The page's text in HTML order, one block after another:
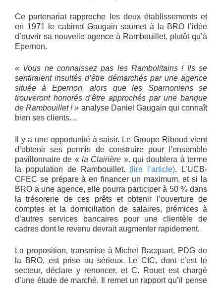
Ce partenariat rapproche les deux établissements et
en 1971 le cabinet Gaugain soumet à la BRO l’idée
d’ouvrir sa nouvelle agence à Rambouillet, plutôt qu’à
Epernon.
« Vous ne connaissez pas les Rambolitains ! Ils se
sentiraient insultés d’être démarchés par une agence
située à Epernon, alors que les Sparnoniens se
trouveront honorés d’être approchés par une banque
de Rambouillet ! » analyse Daniel Gaugain qui connaît
bien ses clients…
Il y a une opportunité à saisir. Le Groupe Riboud vient
d’obtenir ses permis de construire pour l’ensemble
pavillonnaire de « la Clairière ». qui doublera à terme
la population de Rambouillet. (lire l’article). L’UCB-
CFEC se prépare à en financer un maximum, et si la
BRO a une agence, elle pourra participer à 50 % dans
la trésorerie de ces prêts et obtenir l’ouverture de
comptes et la domiciliation de salaires, prémices à
d’autres services bancaires pour une clientèle de
cadres dont le revenu devrait augmenter rapidement.
La proposition, transmise à Michel Bacquart, PDG de
la BRO, est prise au sérieux. Le CIC, dont c’est le
secteur, déclare y renoncer, et C. Rouet est chargé
d’une étude de marché. Il remet un rapport qu’il pense